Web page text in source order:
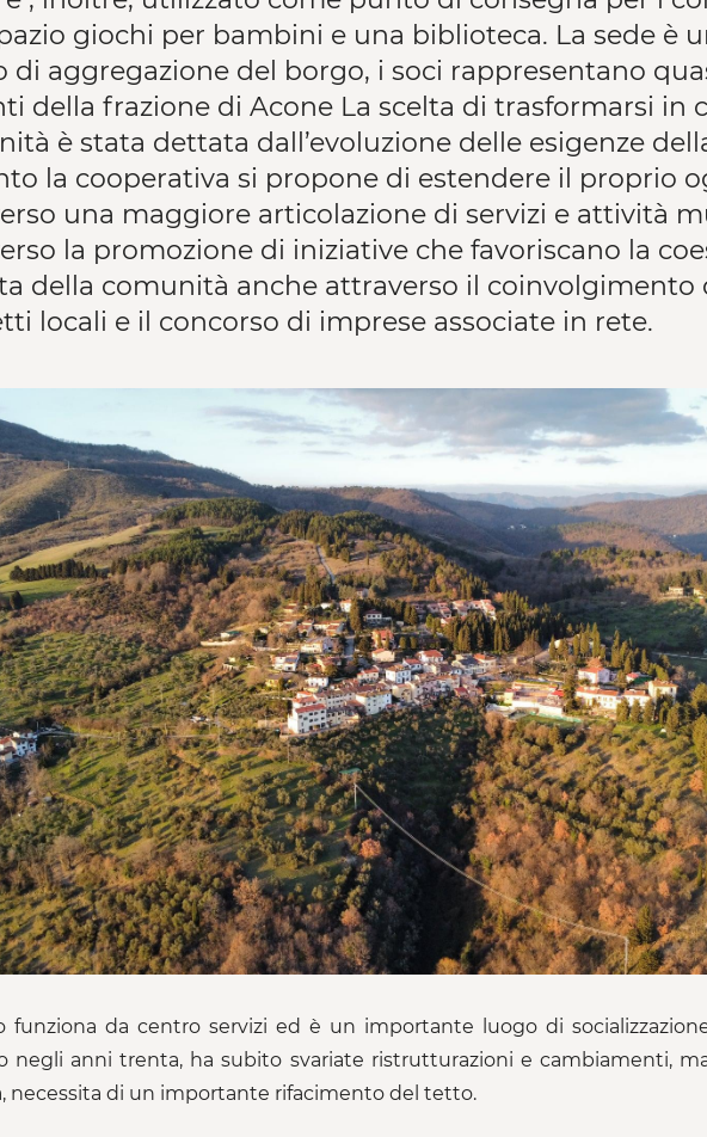
giochi per bambini e una biblioteca. La sede è
di aggregazione del borgo, i soci rappresentano
della frazione di Acone La scelta di trasformarsi in
è stata dettata dall’evoluzione delle esigenze
la cooperativa si propone di estendere il proprio
una maggiore articolazione di servizi e attività
la promozione di iniziative che favoriscano la
della comunità anche attraverso il
locali e il concorso di imprese associate in rete.
funziona da centro servizi ed è un importante luogo di
negli anni trenta, ha subito svariate ristrutturazioni e cambiamenti,
necessita di un importante rifacimento del tetto.